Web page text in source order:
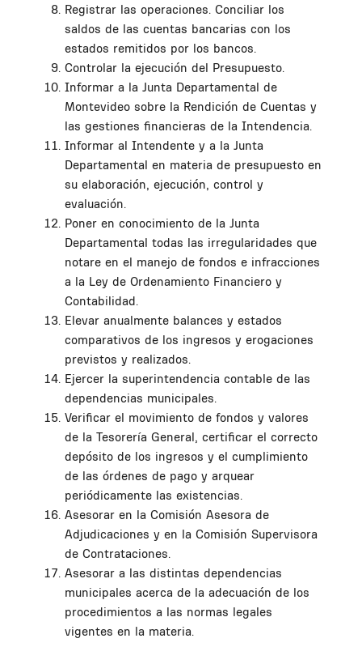
Registrar las operaciones. Conciliar los
saldos de las cuentas bancarias con los
estados remitidos por los bancos.
Controlar la ejecución del Presupuesto.
Informar a la Junta Departamental de
Montevideo sobre la Rendición de Cuentas y
las gestiones financieras de la Intendencia.
Informar al Intendente y a la Junta
Departamental en materia de presupuesto en
su elaboración, ejecución, control y
evaluación.
Poner en conocimiento de la Junta
Departamental todas las irregularidades que
notare en el manejo de fondos e infracciones
a la Ley de Ordenamiento Financiero y
Contabilidad.
Elevar anualmente balances y estados
comparativos de los ingresos y erogaciones
previstos y realizados.
Ejercer la superintendencia contable de las
dependencias municipales.
Verificar el movimiento de fondos y valores
de la Tesorería General, certificar el correcto
depósito de los ingresos y el cumplimiento
de las órdenes de pago y arquear
periódicamente las existencias.
Asesorar en la Comisión Asesora de
Adjudicaciones y en la Comisión Supervisora
de Contrataciones.
Asesorar a las distintas dependencias
municipales acerca de la adecuación de los
procedimientos a las normas legales
vigentes en la materia.